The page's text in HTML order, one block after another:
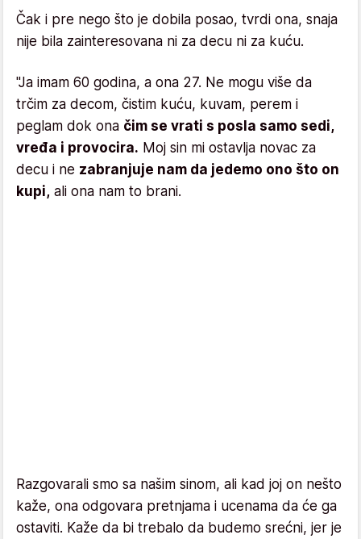
Čak i pre nego što je dobila posao, tvrdi ona, snaja
nije bila zainteresovana ni za decu ni za kuću.
"Ja imam 60 godina, a ona 27. Ne mogu više da
trčim za decom, čistim kuću, kuvam, perem i
peglam dok ona čim se vrati s posla samo sedi,
vređa i provocira. Moj sin mi ostavlja novac za
decu i ne zabranjuje nam da jedemo ono što on
kupi, ali ona nam to brani.
Razgovarali smo sa našim sinom, ali kad joj on nešto
kaže, ona odgovara pretnjama i ucenama da će ga
ostaviti. Kaže da bi trebalo da budemo srećni, jer je